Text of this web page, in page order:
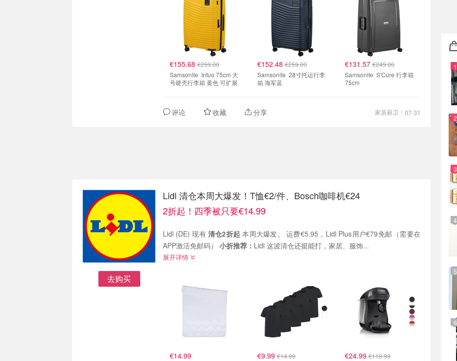
€155.68 €259.00
Samsonite Intuo 75cm 大
号硬壳行李箱 黄色 可扩展
€152.48 €259.00
Samsonite 28寸托运行李
箱 海军蓝
€131.57 €249.00
Samsonite S'Cure 行李箱
75cm
评论 收藏 分享 家居厨卫 07-31
去购买
Lidl 清仓本周大爆发！T恤€2/件、Bosch咖啡机€24
2折起！四季被只要€14.99
Lidl (DE) 现有 清仓2折起 本周大爆发。 运费€5.95，Lidl Plus用户€79免邮（需要在
APP激活免邮码） 小折推荐： Lidl 这波清仓还挺能打，家居、服饰...
展开详情
€14.99 €9.99 €14.99
€24.99 €119.99